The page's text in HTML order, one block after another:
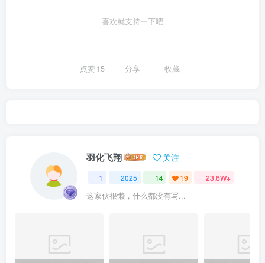
喜欢就支持一下吧
点赞15 分享 收藏
羽化飞翔 关注
1 2025 14 19 23.6W+
这家伙很懒，什么都没有写...